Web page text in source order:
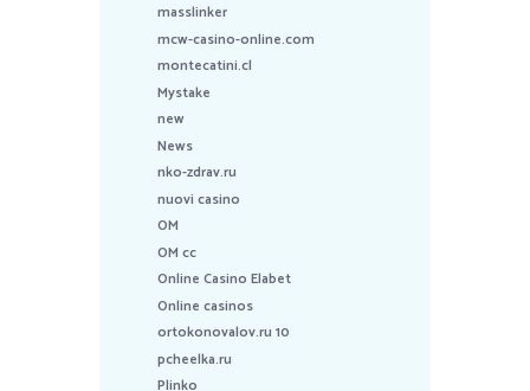
masslinker
mcw-casino-online.com
montecatini.cl
Mystake
new
News
nko-zdrav.ru
nuovi casino
OM
OM cc
Online Casino Elabet
Online casinos
ortokonovalov.ru 10
pcheelka.ru
Plinko